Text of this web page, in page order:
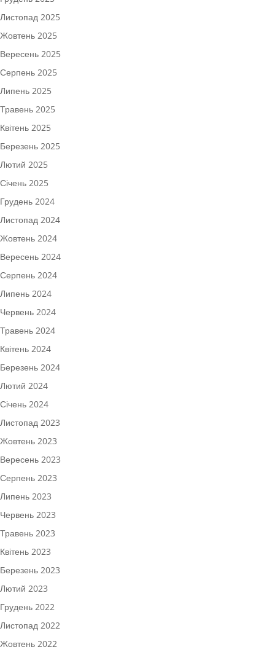
Листопад 2025
Жовтень 2025
Вересень 2025
Серпень 2025
Липень 2025
Травень 2025
Квітень 2025
Березень 2025
Лютий 2025
Січень 2025
Грудень 2024
Листопад 2024
Жовтень 2024
Вересень 2024
Серпень 2024
Липень 2024
Червень 2024
Травень 2024
Квітень 2024
Березень 2024
Лютий 2024
Січень 2024
Листопад 2023
Жовтень 2023
Вересень 2023
Серпень 2023
Липень 2023
Червень 2023
Травень 2023
Квітень 2023
Березень 2023
Лютий 2023
Грудень 2022
Листопад 2022
Жовтень 2022